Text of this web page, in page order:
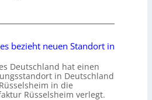
bezieht neuen Standort in
Deutschland hat einen
in Deutschland
in die
Rüsselsheim verlegt.